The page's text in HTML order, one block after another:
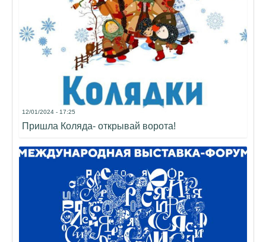
12/01/2024 - 17:25
Пришла Коляда- открывай ворота!